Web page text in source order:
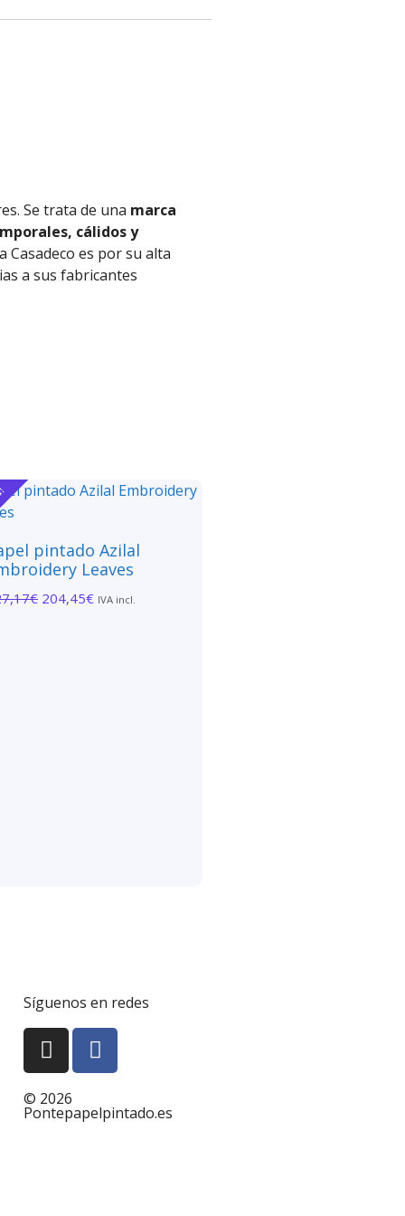
Se trata de una marca
cálidos y
Casadeco es por su alta
a sus fabricantes
pintado Azilal
Leaves
€ 204,45€ IVA incl.
Síguenos en redes
© 2026
Pontepapelpintado.es